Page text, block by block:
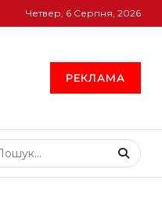
Четвер, 6 Серпня, 2026
РЕКЛАМА